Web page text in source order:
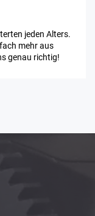
jeden Alters.
mehr aus
genau richtig!